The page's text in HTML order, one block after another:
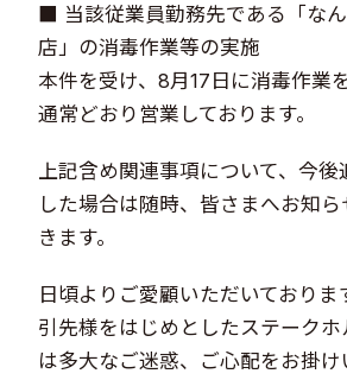
■ 当該従業員勤務先である「な
店」の消毒作業等の実施
本件を受け、8月17日に消毒作業
通常どおり営業しております。
上記含め関連事項について、今
した場合は随時、皆さまへお知
きます。
日頃よりご愛顧いただいておりま
引先様をはじめとしたステーク
は多大なご迷惑、ご心配をお掛け